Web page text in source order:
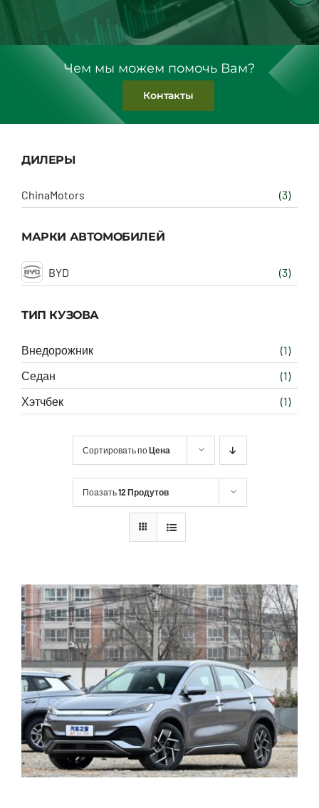
Чем мы можем помочь Вам?
Контакты
ДИЛЕРЫ
ChinaMotors (3)
МАРКИ АВТОМОБИЛЕЙ
BYD (3)
ТИП КУЗОВА
Внедорожник
(1)
Седан
(1)
Хэтчбек
(1)
Сортировать поЦена
Поазать12 Продутов